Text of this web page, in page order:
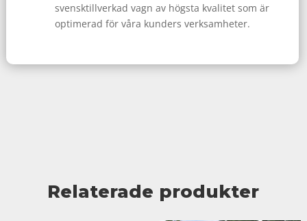
svensktillverkad vagn av högsta kvalitet som är
optimerad för våra kunders verksamheter.
Relaterade produkter